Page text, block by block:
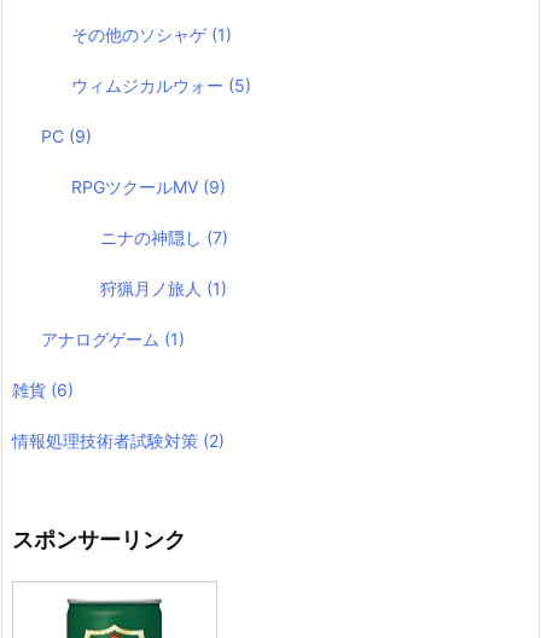
その他のソシャゲ (1)
ウィムジカルウォー (5)
PC (9)
RPGツクールMV (9)
ニナの神隠し (7)
狩猟月ノ旅人 (1)
アナログゲーム (1)
雑貨 (6)
情報処理技術者試験対策 (2)
スポンサーリンク